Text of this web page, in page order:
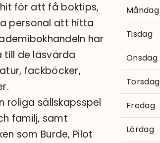
för att få boktips,
personal att hitta
har
de läsvärda
fackböcker,
roliga sällskapsspel
familj, samt
som Burde, Pilot
Måndag
Tisdag
Onsdag
Torsdag
Fredag
Lördag